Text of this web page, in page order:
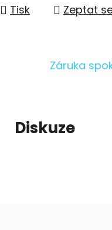
Tisk Zeptat
Záruka
Diskuze